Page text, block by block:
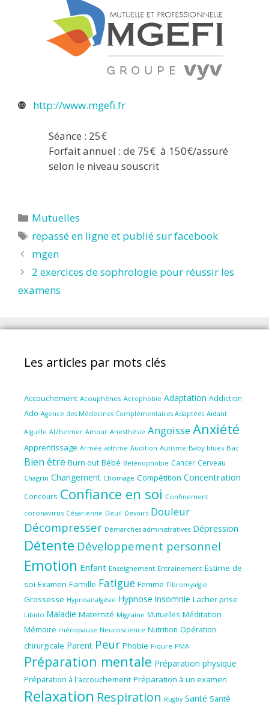
http://www.mgefi.fr
Séance : 25€
Forfait annuel : de 75€ à 150€/assuré
selon le niveau souscrit
Catégories
Mutuelles
Étiquettes
repassé en ligne et publié sur facebook
mgen
2 exercices de sophrologie pour réussir les
examens
Les articles par mots clés
Accouchement Acouphènes Acrophobie Adaptation Addiction
Ado Agence des Médecines Complémentaires Adaptées Aidant
Aiguille Alzheimer Amour Anesthésie Angoisse Anxiété
Apprentissage Armée asthme Audition Autisme Baby blues Bac
Bien être Burn out Bébé Bélénophobie Cancer Cerveau
Chagrin Changement Chomage Compétition Concentration
Concours Confiance en soi Confinement
coronavirus Césarienne Deuil Devoirs Douleur
Décompresser Démarches administratives Dépression
Détente Développement personnel
Emotion Enfant Enseignement Entrainement Estime de
soi Examen Famille Fatigue Femme Fibromyalgie
Grossesse Hypnoanalgésie Hypnose Insomnie Lacher prise
Libido Maladie Maternité Migraine Mutuelles Méditation
Mémoire ménopause Neuroscience Nutrition Opération
chirurgicale Parent Peur Phobie Piqure PMA
Préparation mentale Préparation physique
Préparation à l'accouchement Préparation à un examen
Relaxation Respiration Rugby Santé Santé